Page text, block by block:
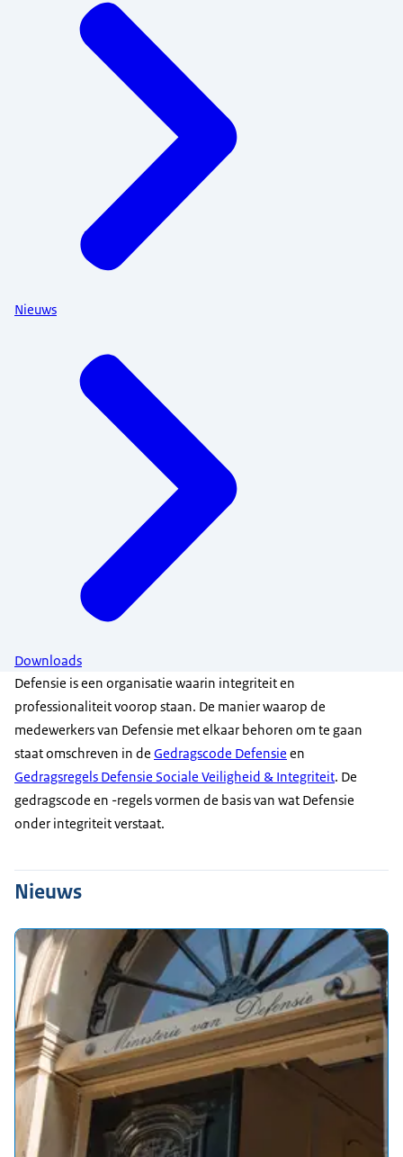
Nieuws
Downloads
Defensie is een organisatie waarin integriteit en
professionaliteit voorop staan. De manier waarop de
medewerkers van Defensie met elkaar behoren om te gaan
staat omschreven in de Gedragscode Defensie en
Gedragsregels Defensie Sociale Veiligheid & Integriteit. De
gedragscode en -regels vormen de basis van wat Defensie
onder integriteit verstaat.
Nieuws